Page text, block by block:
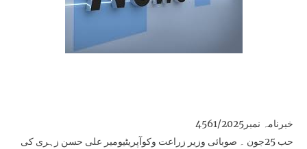
خبرنامہ نمبر4561/2025
حب 25جون ۔ صوبائی وزیر زراعت وکوآپریٹیومیر علی حسن زہری کی